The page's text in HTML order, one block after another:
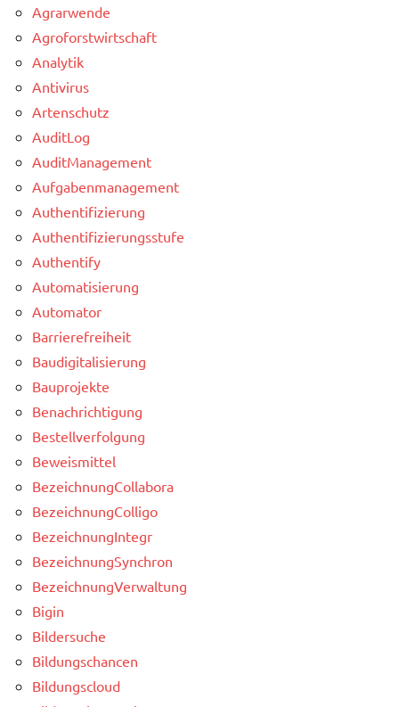
Agrarwende
Agroforstwirtschaft
Analytik
Antivirus
Artenschutz
AuditLog
AuditManagement
Aufgabenmanagement
Authentifizierung
Authentifizierungsstufe
Authentify
Automatisierung
Automator
Barrierefreiheit
Baudigitalisierung
Bauprojekte
Benachrichtigung
Bestellverfolgung
Beweismittel
BezeichnungCollabora
BezeichnungColligo
BezeichnungIntegr
BezeichnungSynchron
BezeichnungVerwaltung
Bigin
Bildersuche
Bildungschancen
Bildungscloud